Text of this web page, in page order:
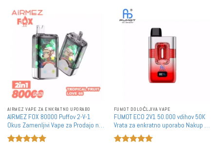
AIRMEZ VAPE ZA ENKRATNO UPORABO
AIRMEZ FOX 80000 Puffov 2-V-1
Okus Zamenljivi Vape za Prodajo na
Debelo
FUMOT DOLOČLJIVA VAPE
FUMOT ECO 2V1 50.000 vdihov 50K
Vrata za enkratno uporabo Nakup v
razsutem stanju Pametni zaslon
Dvojni okus